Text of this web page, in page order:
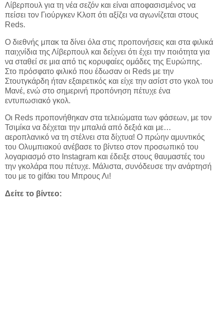
Λίβερπουλ για τη νέα σεζόν και είναι αποφασισμένος να
πείσει τον Γιούργκεν Κλοπ ότι αξίζει να αγωνίζεται στους
Reds.
Ο διεθνής μπακ τα δίνει όλα στις προπονήσεις και στα φιλικά
παιχνίδια της Λίβερπουλ και δείχνει ότι έχει την ποιότητα για
να σταθεί σε μια από τις κορυφαίες ομάδες της Ευρώπης.
Στο πρόσφατο φιλικό που έδωσαν οι Reds με την
Στουτγκάρδη ήταν εξαιρετικός και είχε την ασίστ στο γκολ του
Μανέ, ενώ στο σημερινή προπόνηση πέτυχε ένα
εντυπωσιακό γκολ.
Οι Reds προπονήθηκαν στα τελειώματα των φάσεων, με τον
Τσιμίκα να δέχεται την μπαλιά από δεξιά και με…
αεροπλανικό να τη στέλνει στα δίχτυα! Ο πρώην αμυντικός
του Ολυμπιακού ανέβασε το βίντεο στον προσωπικό του
λογαριασμό στο Instagram και έδειξε στους θαυμαστές του
την γκολάρα που πέτυχε. Μάλιστα, συνόδευσε την ανάρτησή
του με το gifάκι του Μπρους Λι!
Δείτε το βίντεο: